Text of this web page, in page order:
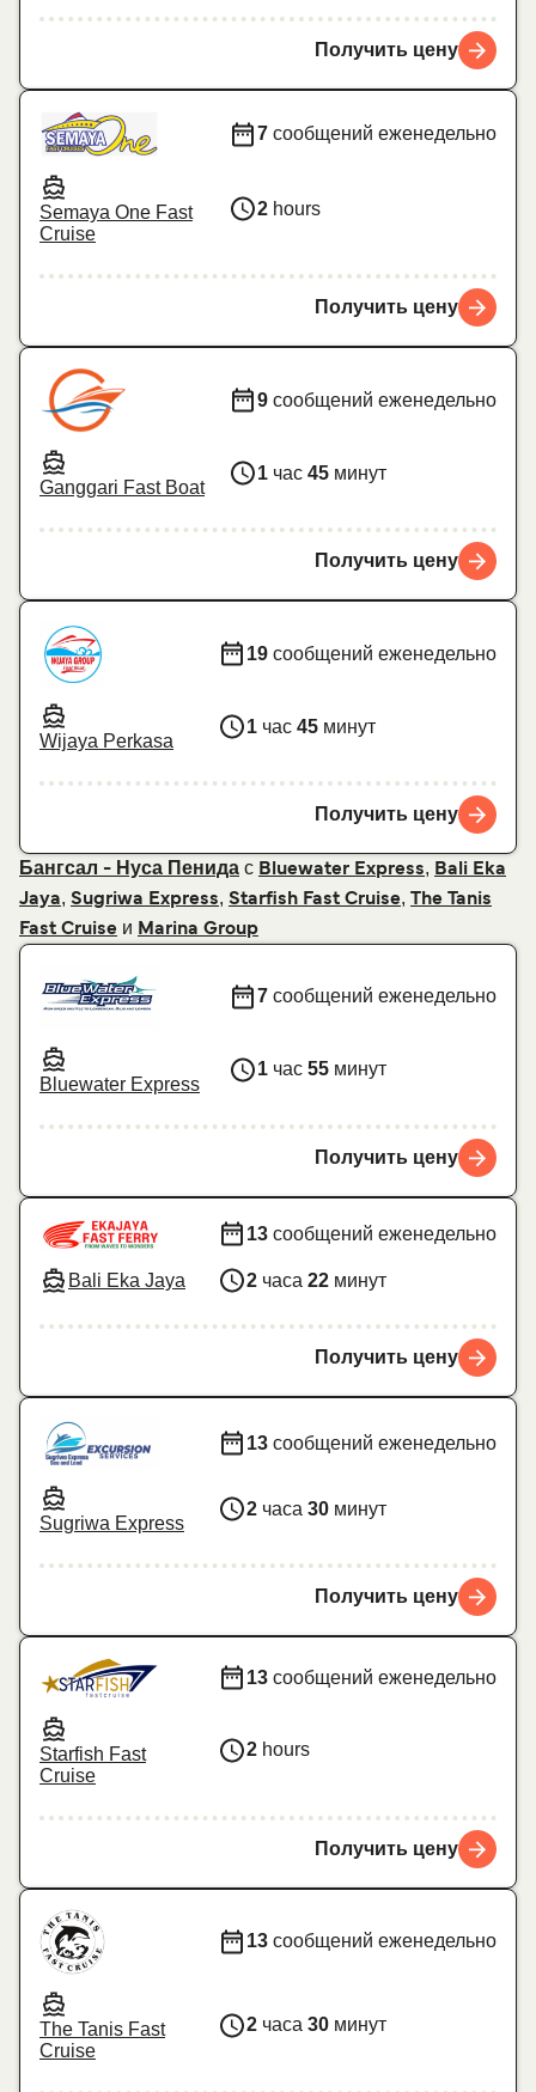
Получить цену
Semaya One Fast
Cruise
7 сообщений еженедельно
2 hours
Получить цену
Ganggari Fast Boat
9 сообщений еженедельно
1 час 45 минут
Получить цену
Wijaya Perkasa
19 сообщений еженедельно
1 час 45 минут
Получить цену
Бангсал - Нуса Пенида с Bluewater Express, Bali Eka
Jaya, Sugriwa Express, Starfish Fast Cruise,
The Tanis
Fast Cruise и Marina Group
Bluewater Express
7 сообщений еженедельно
1 час 55 минут
Получить цену
Bali Eka Jaya
13 сообщений еженедельно
2 часа 22 минут
Получить цену
Sugriwa Express
13 сообщений еженедельно
2 часа 30 минут
Получить цену
Starfish Fast
Cruise
13 сообщений еженедельно
2 hours
Получить цену
The Tanis Fast
Cruise
13 сообщений еженедельно
2 часа 30 минут